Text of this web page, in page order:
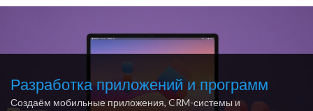
Разработка приложений и программ
Создаём мобильные приложения, CRM-системы и